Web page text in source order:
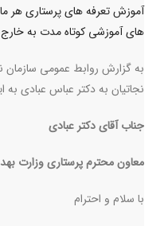
آموزش تعرفه های پرستاری هر
های آموزشی کوتاه مدت به خارج
به گزارش روابط عمومی سازمان
نجاتیان به دکتر عباس عبادی
جناب آقای دکتر عبادی
معاون محترم پرستاری وزارت
با سلام و احترام